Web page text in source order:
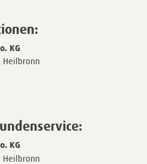
KG
Heilbronn
KG
Heilbronn